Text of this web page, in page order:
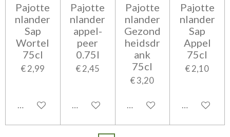
Pajotte
nlander
Sap
Wortel
75cl
€ 2,99
In winkelwagen
Pajotte
nlander
appel-
peer
0.75l
€ 2,45
In winkelwagen
Pajotte
nlander
Gezond
heidsdr
ank
75cl
€ 3,20
In winkelwagen
Pajotte
nlander
Sap
Appel
75cl
€ 2,10
In